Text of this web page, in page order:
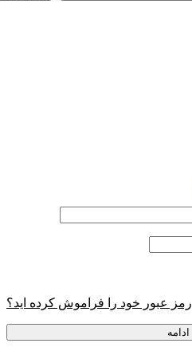
رمز عبور خود را فراموش کرده اید؟
ادامه